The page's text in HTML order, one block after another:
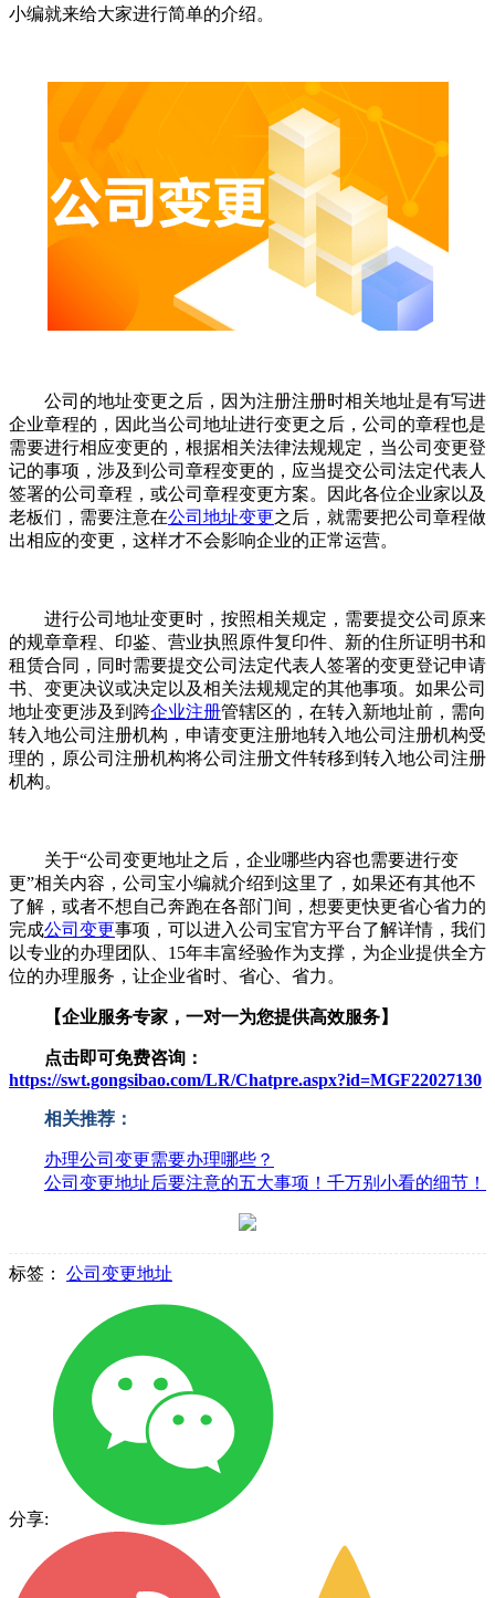
小编就来给大家进行简单的介绍。
公司的地址变更之后，因为注册注册时相关地址是有写进
企业章程的，因此当公司地址进行变更之后，公司的章程也是
需要进行相应变更的，根据相关法律法规规定，当公司变更登
记的事项，涉及到公司章程变更的，应当提交公司法定代表人
签署的公司章程，或公司章程变更方案。因此各位企业家以及
老板们，需要注意在公司地址变更之后，就需要把公司章程做
出相应的变更，这样才不会影响企业的正常运营。
进行公司地址变更时，按照相关规定，需要提交公司原来
的规章章程、印鉴、营业执照原件复印件、新的住所证明书和
租赁合同，同时需要提交公司法定代表人签署的变更登记申请
书、变更决议或决定以及相关法规规定的其他事项。如果公司
地址变更涉及到跨企业注册管辖区的，在转入新地址前，需向
转入地公司注册机构，申请变更注册地转入地公司注册机构受
理的，原公司注册机构将公司注册文件转移到转入地公司注册
机构。
关于“公司变更地址之后，企业哪些内容也需要进行变
更”相关内容，公司宝小编就介绍到这里了，如果还有其他不
了解，或者不想自己奔跑在各部门间，想要更快更省心省力的
完成公司变更事项，可以进入公司宝官方平台了解详情，我们
以专业的办理团队、15年丰富经验作为支撑，为企业提供全方
位的办理服务，让企业省时、省心、省力。
【企业服务专家，一对一为您提供高效服务】
点击即可免费咨询：
https://swt.gongsibao.com/LR/Chatpre.aspx?id=MGF22027130
相关推荐：
办理公司变更需要办理哪些？
公司变更地址后要注意的五大事项！千万别小看的细节！
标签： 公司变更地址
分享: